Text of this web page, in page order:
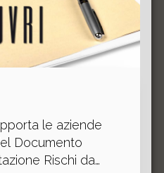
le aziende
Documento
Rischi da